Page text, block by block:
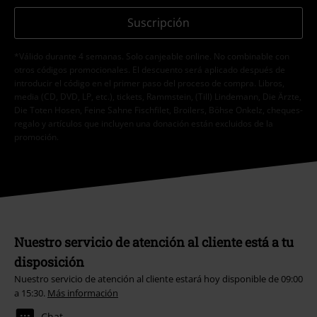
Suscripción
*Válido durante 4 semanas. Solo canjeable online. No combinable con
otros códigos promocionales. El descuento será aplicado después de
introducir el código en el primer paso del proceso de compra. Libros,
media (CD, DVD, LP, etc.), tickets, Rammstein, (Till) Lindemann, Die Ärzte,
Die Toten Hosen, Feine Sahne Fischfilet, Broilers, Böhse Onkelz, cheques-
regalo y artículos que incluyen una donación están excluidos de la
promoción.
Nuestro servicio de atención al cliente está a tu
disposición
Nuestro servicio de atención al cliente estará hoy disponible de 09:00
a 15:30. Más información